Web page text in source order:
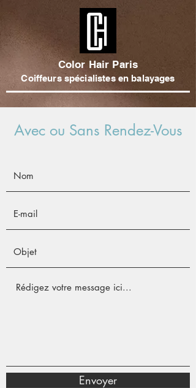
Color Hair Paris
Coiffeurs spécialistes en balayages
Avec ou Sans Rendez-Vous
Envoyer